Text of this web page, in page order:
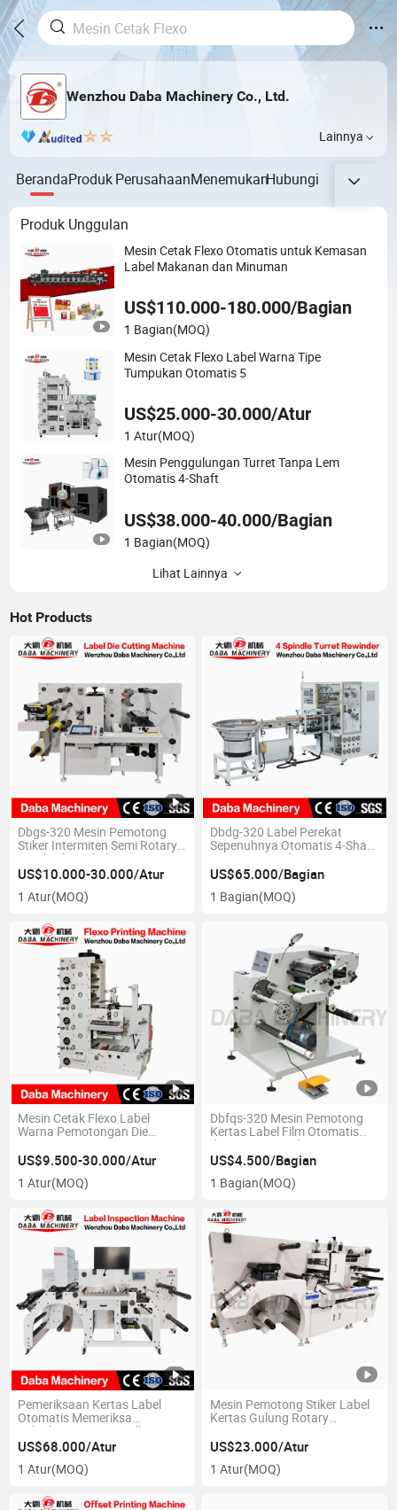
Wenzhou Daba Machinery Co., Ltd.
Lainnya
BerandaProdukPerusahaanMenemukanHubungi
Produk Unggulan
Mesin Cetak Flexo Otomatis untuk Kemasan
Label Makanan dan Minuman
US$110.000-180.000/Bagian
1 Bagian(MOQ)
Mesin Cetak Flexo Label Warna Tipe
Tumpukan Otomatis 5
US$25.000-30.000/Atur
1 Atur(MOQ)
Mesin Penggulungan Turret Tanpa Lem
Otomatis 4-Shaft
US$38.000-40.000/Bagian
1 Bagian(MOQ)
Lihat Lainnya
Hot Products
Dbgs-320 Mesin Pemotong
Stiker Intermiten Semi Rotary
untuk Film Label Kertas
Perekat Gulung, Pemotongan
Otomatis, Pembuatan Die
Cutting, Made in China
US$10.000-30.000/Atur
1 Atur(MOQ)
Dbdg-320 Label Perekat
Sepenuhnya Otomatis 4-Shaft
Mesin Penggulungan Turret
US$65.000/Bagian
1 Bagian(MOQ)
Mesin Cetak Flexo Label
Warna Pemotongan Die
Pemotongan Slitting
US$9.500-30.000/Atur
1 Atur(MOQ)
Dbfqs-320 Mesin Pemotong
Kertas Label Film Otomatis
dengan Penggulungan Turret
US$4.500/Bagian
1 Bagian(MOQ)
Pemeriksaan Kertas Label
Otomatis Memeriksa
Pelatihan Mengumpulkan
Menumpuk Mesin
US$68.000/Atur
1 Atur(MOQ)
Mesin Pemotong Stiker Label
Kertas Gulung Rotary
US$23.000/Atur
1 Atur(MOQ)